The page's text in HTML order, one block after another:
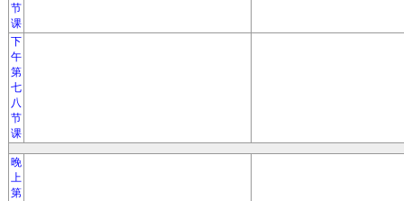
节
课
下
午
第
七
八
节
课
晚
上
第